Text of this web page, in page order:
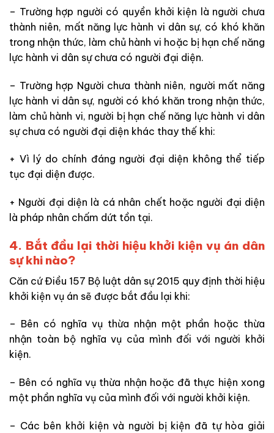
– Trường hợp người có quyền khởi kiện là người chưa
thành niên, mất năng lực hành vi dân sự, có khó khăn
trong nhận thức, làm chủ hành vi hoặc bị hạn chế năng
lực hành vi dân sự chưa có người đại diện.
– Trường hợp Người chưa thành niên, người mất năng
lực hành vi dân sự, người có khó khăn trong nhận thức,
làm chủ hành vi, người bị hạn chế năng lực hành vi dân
sự chưa có người đại diện khác thay thế khi:
+ Vì lý do chính đáng người đại diện không thể tiếp
tục đại diện được.
+ Người đại diện là cá nhân chết hoặc người đại diện
là pháp nhân chấm dứt tồn tại.
4. Bắt đầu lại thời hiệu khởi kiện vụ án dân
sự khi nào?
Căn cứ Điều 157 Bộ luật dân sự 2015 quy định thời hiệu
khởi kiện vụ án sẽ được bắt đầu lại khi:
– Bên có nghĩa vụ thừa nhận một phần hoặc thừa
nhận toàn bộ nghĩa vụ của mình đối với người khởi
kiện.
– Bên có nghĩa vụ thừa nhận hoặc đã thực hiện xong
một phần nghĩa vụ của mình đối với người khởi kiện.
– Các bên khởi kiện và người bị kiện đã tự hòa giải